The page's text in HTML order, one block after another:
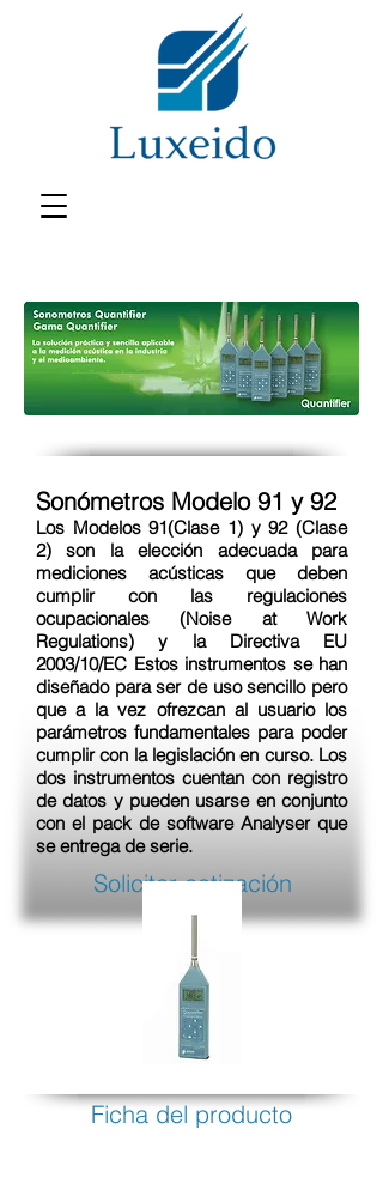
Sonómetros Modelo 91 y 92
Los Modelos 91(Clase 1) y 92 (Clase
2) son la elección adecuada para
mediciones acústicas que deben
cumplir con las regulaciones
ocupacionales (Noise at Work
Regulations) y la Directiva EU
2003/10/EC Estos instrumentos se han
diseñado para ser de uso sencillo pero
que a la vez ofrezcan al usuario los
parámetros fundamentales para poder
cumplir con la legislación en curso. Los
dos instrumentos cuentan con registro
de datos y pueden usarse en conjunto
con el pack de software Analyser que
se entrega de serie.
Solicitar cotización
Ficha del producto